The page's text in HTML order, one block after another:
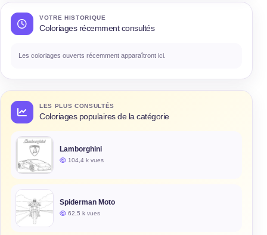
VOTRE HISTORIQUE
Coloriages récemment consultés
Les coloriages ouverts récemment apparaîtront ici.
LES PLUS CONSULTÉS
Coloriages populaires de la catégorie
Lamborghini
104,4 k vues
Spiderman Moto
62,5 k vues